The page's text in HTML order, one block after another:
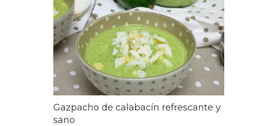
Gazpacho de calabacín refrescante y
sano